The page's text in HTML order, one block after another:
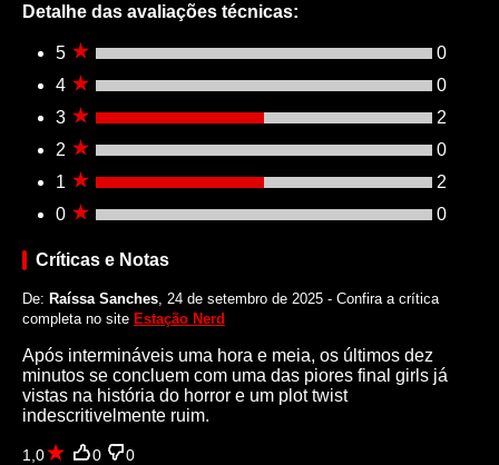
Detalhe das avaliações técnicas:
5
0
4
0
3
2
2
0
1
2
0
0
Críticas e Notas
De: Raíssa Sanches , 24 de setembro de 2025 - Confira a crítica
completa no site Estação Nerd
Após intermináveis uma hora e meia, os últimos dez
minutos se concluem com uma das piores final girls já
vistas na história do horror e um plot twist
indescritivelmente ruim.
1,0 0 0